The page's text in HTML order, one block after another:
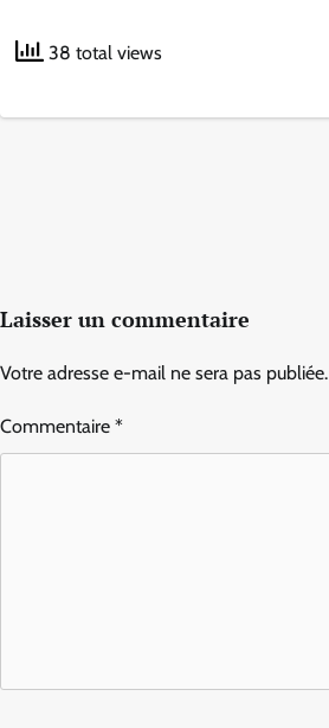
38 total views
Laisser un commentaire
Votre adresse e-mail ne sera pas publiée.
Commentaire *